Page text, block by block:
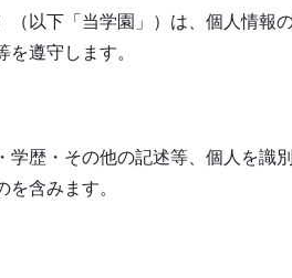
以下「当学園」）は、個人情報
遵守します。
歴・その他の記述等、個人を識
含みます。